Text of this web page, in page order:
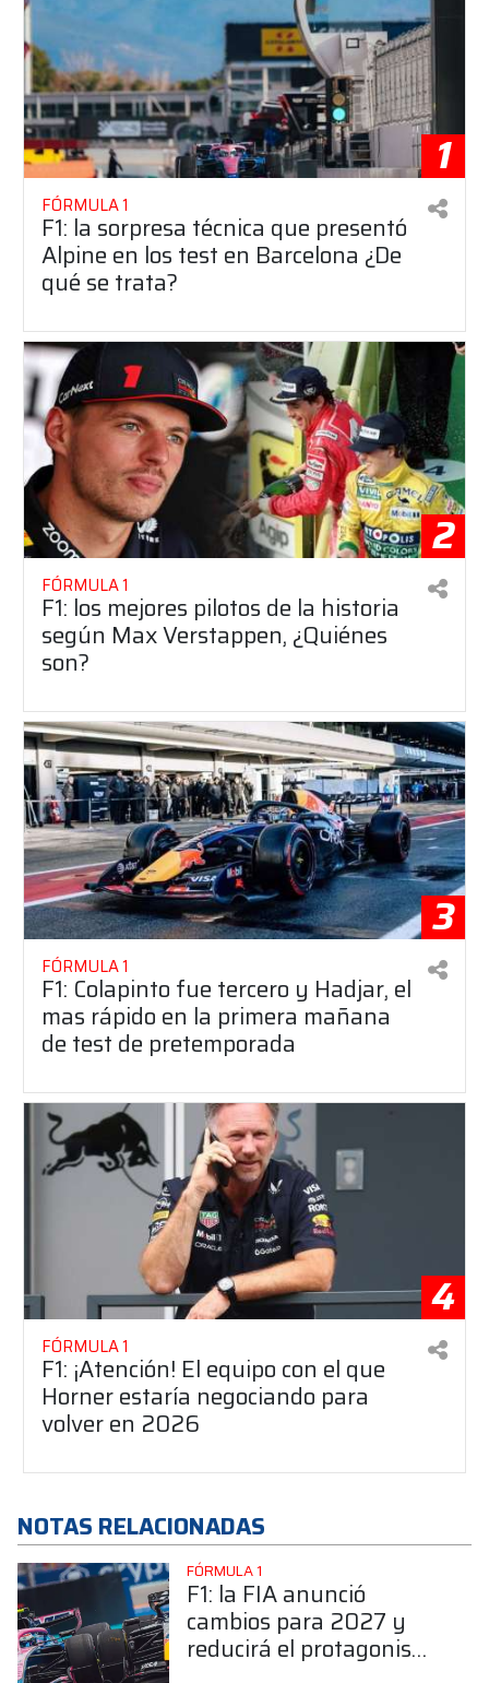
1
FÓRMULA 1
F1: la sorpresa técnica que presentó
Alpine en los test en Barcelona ¿De
qué se trata?
2
FÓRMULA 1
F1: los mejores pilotos de la historia
según Max Verstappen, ¿Quiénes
son?
3
FÓRMULA 1
F1: Colapinto fue tercero y Hadjar, el
mas rápido en la primera mañana
de test de pretemporada
4
FÓRMULA 1
F1: ¡Atención! El equipo con el que
Horner estaría negociando para
volver en 2026
NOTAS RELACIONADAS
FÓRMULA 1
F1: la FIA anunció
cambios para 2027 y
reducirá el protagonismo